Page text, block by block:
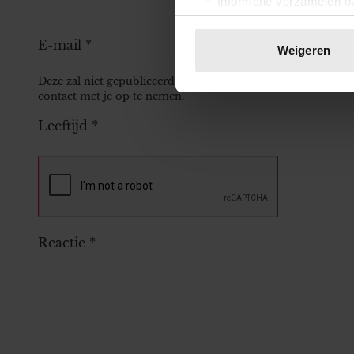
Uw apparaat
toestemming op elk
verstrekt of die ze hebben
Weigeren
E-mail *
Deze zal niet gepubliceerd worden bij je reactie, maar kan
contact met je op te nemen.
Leeftijd *
Reactie *